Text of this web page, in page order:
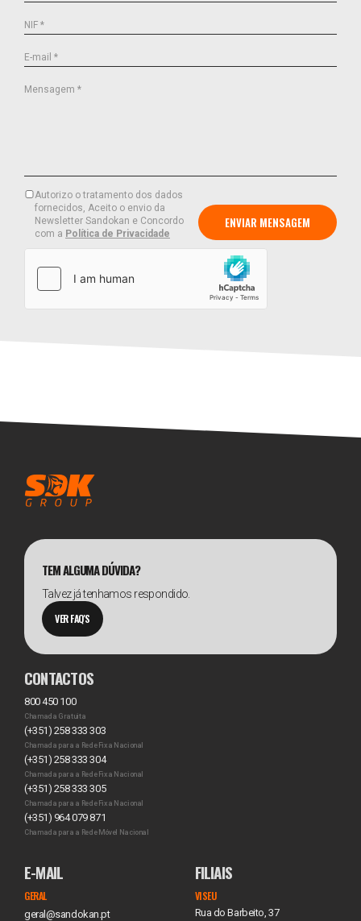
NIF *
E-mail *
Mensagem *
Autorizo o tratamento dos dados
fornecidos, Aceito o envio da
Newsletter Sandokan e Concordo
com a Política de Privacidade
TEM ALGUMA DÚVIDA?
Talvez já tenhamos respondido.
VER FAQ'S
CONTACTOS
800 450 100
Chamada Gratuita
(+351) 258 333 303
Chamada para a Rede Fixa Nacional
(+351) 258 333 304
Chamada para a Rede Fixa Nacional
(+351) 258 333 305
Chamada para a Rede Fixa Nacional
(+351) 964 079 871
Chamada para a Rede Móvel Nacional
E-MAIL
GERAL
geral@sandokan.pt
FILIAIS
VISEU
Rua do Barbeito, 37